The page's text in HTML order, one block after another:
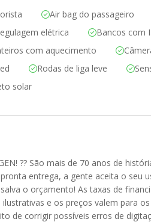
Air bag do passageiro
elétrica
Bancos com
com aquecimento
Rodas de liga leve
solar
?? São mais de 70 anos de
entrega, a gente aceita o seu
o orçamento! As taxas de
e os preços valem para
de corrigir possíveis erros de